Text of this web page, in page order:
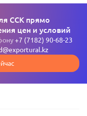
ССК прямо
цен и условий
+7 (7182) 90-68-23